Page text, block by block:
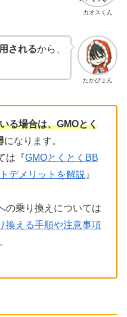
カオスくん
たかぴょん
されるから、
る場合は、GMOとく
になります。
は『GMOとくとくBB
デメリットを解説 』
の乗り換えについては
換える手順や注意事項